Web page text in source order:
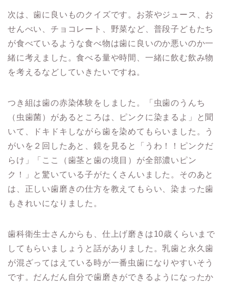
次は、歯に良いものクイズです。お茶やジュース、お
せんべい、チョコレート、野菜など、普段子どもたち
が食べているような食べ物は歯に良いのか悪いのか一
緒に考えました。食べる量や時間、一緒に飲む飲み物
を考えるなどしていきたいですね。
つき組は歯の赤染体験をしました。「虫歯のうんち
（虫歯菌）があるところは、ピンクに染まるよ」と聞
いて、ドキドキしながら歯を染めてもらいました。う
がいを２回したあと、鏡を見ると「うわ！！ピンクだ
らけ」「ここ（歯茎と歯の境目）が全部濃いピン
ク！」と驚いている子がたくさんいました。そのあと
は、正しい歯磨きの仕方を教えてもらい、染まった歯
もきれいになりました。
歯科衛生士さんからも、仕上げ磨きは10歳くらいまで
してもらいましょうと話がありました。乳歯と永久歯
が混ざってはえている時が一番虫歯になりやすいそう
です。だんだん自分で歯磨きができるようになったか